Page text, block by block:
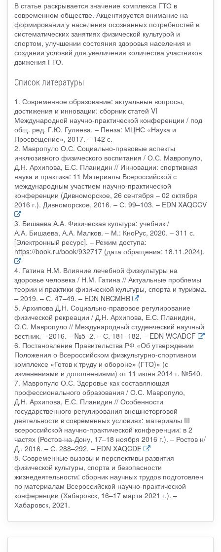
В статье раскрывается значение комплекса ГТО в
современном обществе. Акцентируется внимание на
формировании у населения осознанных потребностей в
систематических занятиях физической культурой и
спортом, улучшении состояния здоровья населения и
создании условий для увеличения количества участников
движения ГТО.
Список литературы
1. Современное образование: актуальные вопросы,
достижения и инновации: сборник статей VI
Международной научно-практической конференции / под
общ. ред. Г.Ю. Гуляева. – Пенза: МЦНС «Наука и
Просвещение», 2017. – 142 с.
2. Мавропуло О.С. Социально-правовые аспекты
инклюзивного физического воспитания / О.С. Мавропуло,
Д.Н. Архипова, Е.С. Планидин // Инновации: спортивная
наука и практика: 11 Материалы Всероссийской с
международным участием научно-практической
конференции (Дивноморское, 26 сентября – 02 октября
2016 г.). Дивноморское, 2016. – С. 99–103. – EDN XAQCCV
3. Бишаева А.А. Физическая культура: учебник /
А.А. Бишаева, А.А. Малков. – М.: КноРус, 2020. – 311 с.
[Электронный ресурс]. – Режим доступа:
https://book.ru/book/932717 (дата обращения: 18.11.2024).
4. Гатина Н.М. Влияние лечебной физкультуры на
здоровье человека / Н.М. Гатина // Актуальные проблемы
теории и практики физической культуры, спорта и туризма.
– 2019. – С. 47–49. – EDN NBCMHB
5. Архипова Д.Н. Социально-правовое регулирование
физической рекреации / Д.Н. Архипова, Е.С. Планидин,
О.С. Мавропуло // Международный студенческий научный
вестник. – 2016. – №5–2. – С. 181–182. – EDN WCADCF
6. Постановление Правительства РФ «Об утверждении
Положения о Всероссийском физкультурно-спортивном
комплексе «Готов к труду и обороне» (ГТО)» (с
изменениями и дополнениями) от 11 июня 2014 г. №540.
7. Мавропуло О.С. Здоровье как составляющая
профессионального образования / О.С. Мавропуло,
Д.Н. Архипова, Е.С. Планидин // Особенности
государственного регулирования внешнеторговой
деятельности в современных условиях: материалы III
всероссийской научно-практической конференции: в 2
частях (Ростов-на-Дону, 17–18 ноября 2016 г.). – Ростов н/
Д., 2016. – С. 288–292. – EDN XAQCDF
8. Современные вызовы и перспективы развития
физической культуры, спорта и безопасности
жизнедеятельности: сборник научных трудов подготовлен
по материалам Всероссийской научно-практической
конференции (Хабаровск, 16–17 марта 2021 г.). –
Хабаровск, 2021.